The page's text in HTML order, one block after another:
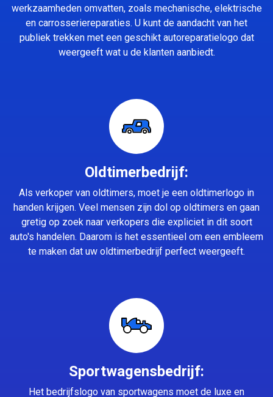
werkzaamheden omvatten, zoals mechanische, elektrische
en carrosseriereparaties. U kunt de aandacht van het
publiek trekken met een geschikt autoreparatielogo dat
weergeeft wat u de klanten aanbiedt.
Oldtimerbedrijf:
Als verkoper van oldtimers, moet je een oldtimerlogo in
handen krijgen. Veel mensen zijn dol op oldtimers en gaan
gretig op zoek naar verkopers die expliciet in dit soort
auto's handelen. Daarom is het essentieel om een embleem
te maken dat uw oldtimerbedrijf perfect weergeeft.
Sportwagensbedrijf:
Het bedrijfslogo van sportwagens moet de luxe en